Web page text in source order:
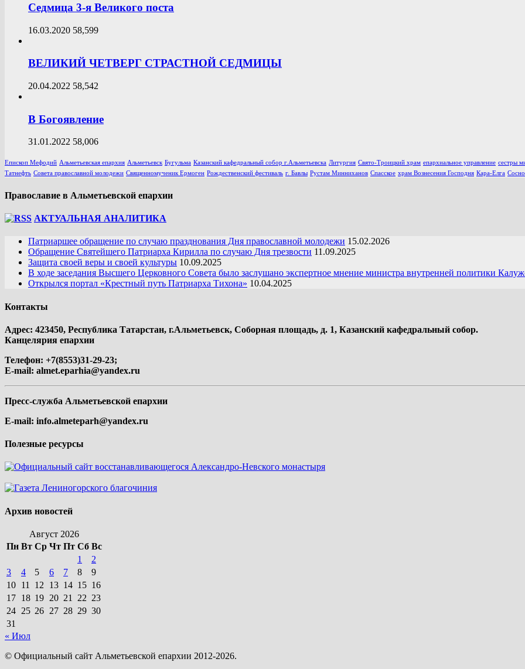
Седмица 3-я Великого поста
16.03.2020 58,599
ВЕЛИКИЙ ЧЕТВЕРГ СТРАСТНОЙ СЕДМИЦЫ
20.04.2022 58,542
В Богоявление
31.01.2022 58,006
Епископ Мефодий Альметьевская епархия Альметьевск Бугульма Казанский кафедральный собор г.Альметьевска Литургия Свято-Троицкий храм епархиальное управление сестры
Татнефть Совета православной молодежи Священномученик Ермоген Рождественский фестиваль г. Бавлы Рустам Минниханов Спасское храм Вознесения Господня Кара-Елга
Православие в Альметьевской епархии
АКТУАЛЬНАЯ АНАЛИТИКА
Патриаршее обращение по случаю празднования Дня православной молодежи 15.02.2026
Обращение Святейшего Патриарха Кирилла по случаю Дня трезвости 11.09.2025
Защита своей веры и своей культуры 10.09.2025
В ходе заседания Высшего Церковного Совета было заслушано экспертное мнение министра внутренней политики
Открылся портал «Крестный путь Патриарха Тихона» 10.04.2025
Контакты
Адрес: 423450, Республика Татарстан, г.Альметьевск, Соборная площадь, д. 1, Казанский кафедральный собор.
Канцелярия епархии
Телефон: +7(8553)31-29-23;
E-mail: almet.eparhia@yandex.ru
Пресс-служба Альметьевской епархии
E-mail: info.almeteparh@yandex.ru
Полезные ресурсы
Архив новостей
Август 2026
Пн Вт Ср Чт Пт Сб Вс
1
2
3
4 5 6 7 8
9
10 11 12 13 14 15 16
17 18 19 20 21 22 23
24 25 26 27 28 29 30
31
« Июл
© Официальный сайт Альметьевской епархии 2012-2026.